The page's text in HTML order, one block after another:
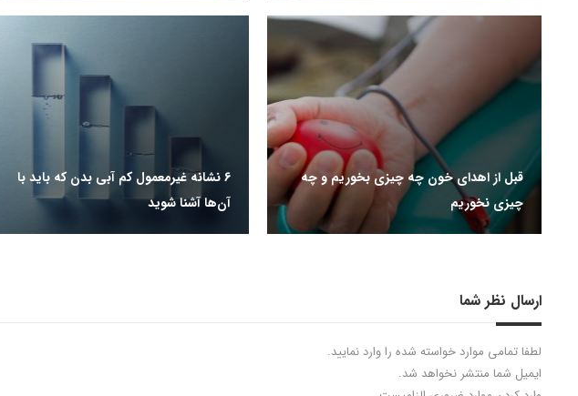
قبل از اهدای خون چه چیزی بخوریم و چه
چیزی نخوریم
6 نشانه غیرمعمول کم آبی بدن که باید با
آن‌ها آشنا شوید
ارسال نظر شما
لطفا تمامی موارد خواسته شده را وارد نمایید.
ایمیل شما منتشر نخواهد شد.